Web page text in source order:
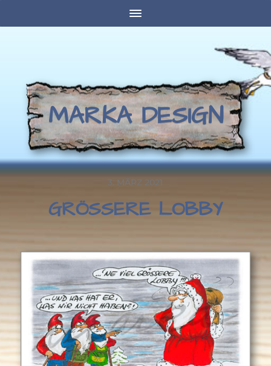
MARKA DESIGN
3. MÄRZ 2021
GRÖSSERE LOBBY